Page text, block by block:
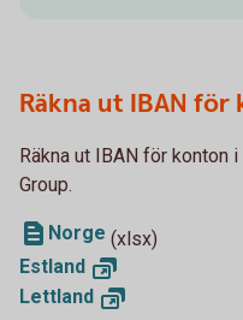
Räkna ut IBAN
Räkna ut IBAN för konton
Group.
Norge (xlsx)
Estland
Lettland